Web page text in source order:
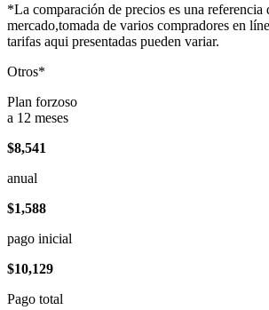
*La comparación de precios es una referencia
mercado,tomada de varios compradores en
tarifas aqui presentadas pueden variar.
Otros*
Plan forzoso
a 12 meses
$8,541
anual
$1,588
pago inicial
$10,129
Pago total